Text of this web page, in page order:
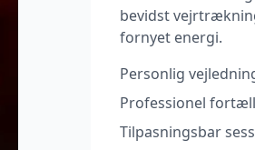
bevidst
fornyet energi.
Personlig
Professionel
Tilpasningsbar